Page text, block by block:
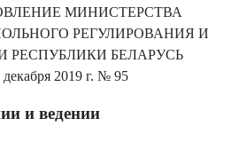
МИНИСТЕРСТВА
РЕГУЛИРОВАНИЯ И
РЕСПУБЛИКИ БЕЛАРУСЬ
декабря 2019 г. № 95
и ведении